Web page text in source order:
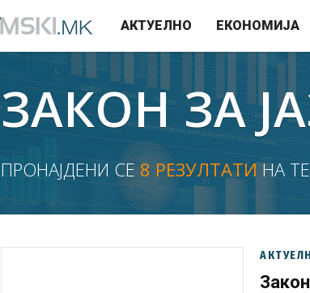
АКТУЕЛНО ЕКОНОМИЈА
ЗАКОН ЗА
ПРОНАЈДЕНИ СЕ8 РЕЗУЛТАТИНА